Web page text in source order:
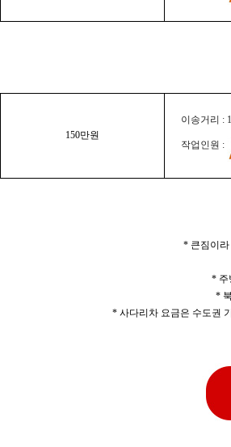
150만원
이송거리 :
작업인원 :
* 큰짐이
* 주
*
* 사다리차 요금은 수도권